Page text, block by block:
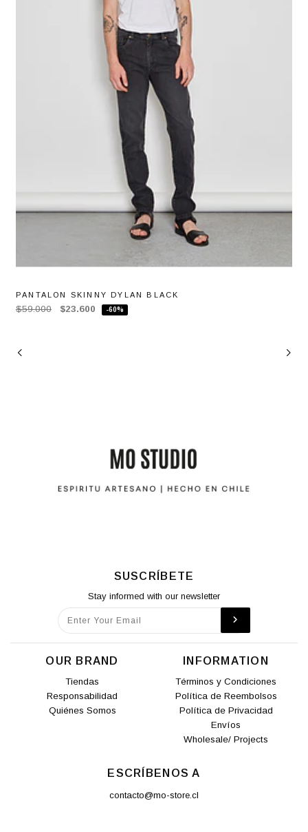
PANTALON SKINNY DYLAN BLACK
$59.000 $23.600 -60%
SUSCRÍBETE
Stay informed with our newsletter
OUR BRAND
Tiendas
Responsabilidad
Quiénes Somos
INFORMATION
Términos y Condiciones
Política de Reembolsos
Política de Privacidad
Envíos
Wholesale/ Projects
ESCRÍBENOS A
contacto@mo-store.cl